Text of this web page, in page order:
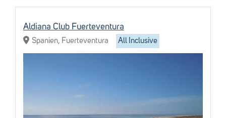
Aldiana Club Fuerteventura
Spanien, Fuerteventura All Inclusive